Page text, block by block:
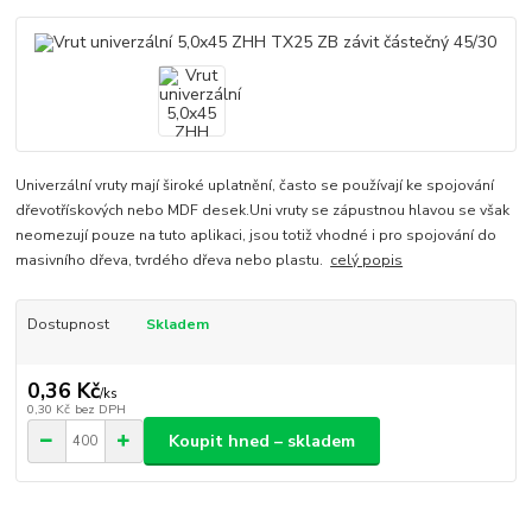
Univerzální vruty mají široké uplatnění, často se používají ke spojování
dřevotřískových nebo MDF desek.Uni vruty se zápustnou hlavou se však
neomezují pouze na tuto aplikaci, jsou totiž vhodné i pro spojování do
masivního dřeva, tvrdého dřeva nebo plastu. celý popis
Dostupnost Skladem
0,36 Kč/ks
0,30 Kč bez DPH
Koupit hned – skladem